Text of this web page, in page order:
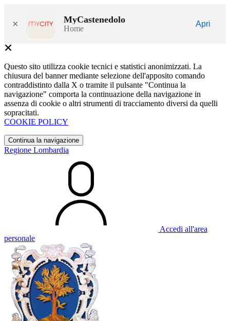
× MyCastenedolo
Home
Apri
Questo sito utilizza cookie tecnici e statistici anonimizzati. La
chiusura del banner mediante selezione dell'apposito comando
contraddistinto dalla X o tramite il pulsante "Continua la
navigazione" comporta la continuazione della navigazione in
assenza di cookie o altri strumenti di tracciamento diversi da quelli
sopracitati.
COOKIE POLICY
Continua la navigazione
Regione Lombardia
Accedi all'area
personale